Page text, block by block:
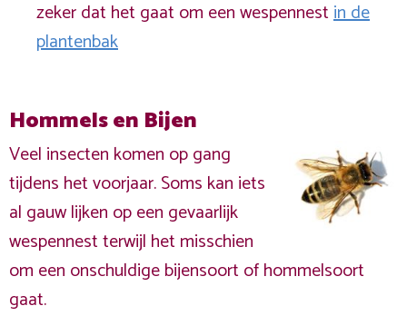
zeker dat het gaat om een wespennestin de
plantenbak
Hommels en Bijen
Veel insecten komen op gang
tijdens het voorjaar. Soms kan iets
al gauw lijken op een gevaarlijk
wespennest terwijl het misschien
om een onschuldige bijensoort of hommelsoort
gaat.